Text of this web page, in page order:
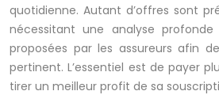
quotidienne. Autant d’offres sont
nécessitant une analyse
proposées par les assureurs afin
pertinent. L’essentiel est de payer
tirer un meilleur profit de sa